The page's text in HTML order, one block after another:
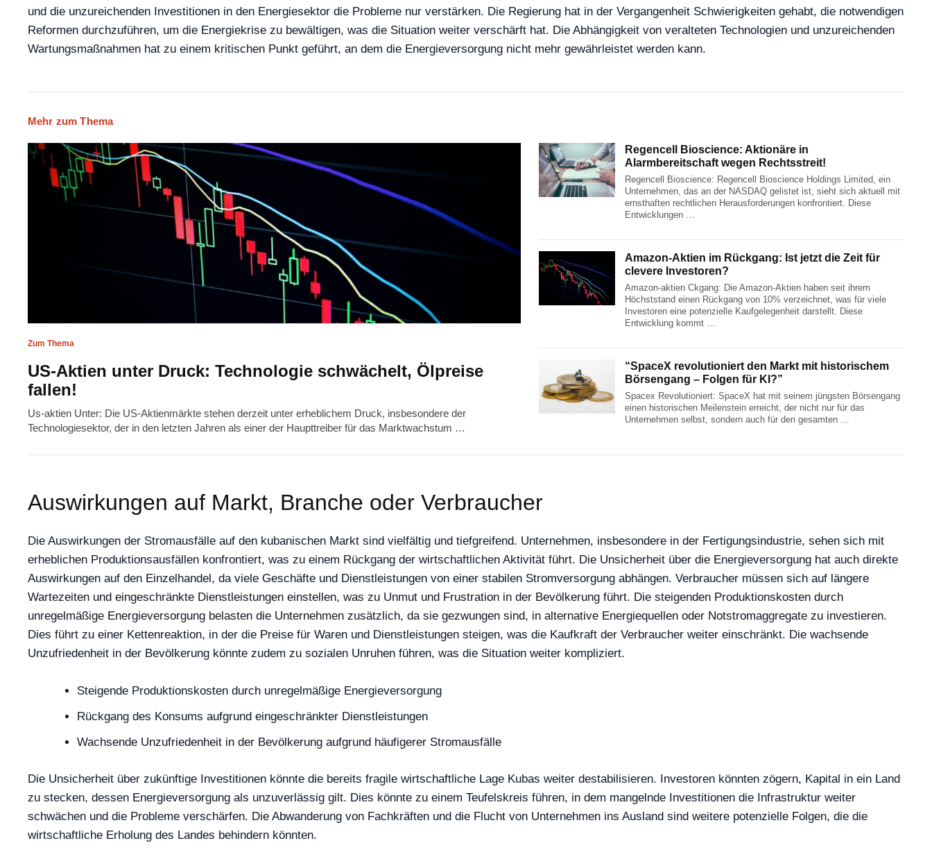
und die unzureichenden Investitionen in den Energiesektor die Probleme nur verstärken. Die Regierung hat in der Vergangenheit Schwierigkeiten gehabt, die notwendigen
Reformen durchzuführen, um die Energiekrise zu bewältigen, was die Situation weiter verschärft hat. Die Abhängigkeit von veralteten Technologien und unzureichenden
Wartungsmaßnahmen hat zu einem kritischen Punkt geführt, an dem die Energieversorgung nicht mehr gewährleistet werden kann.
Mehr zum Thema
Zum Thema
US-Aktien unter Druck: Technologie schwächelt, Ölpreise
fallen!
Us-aktien Unter: Die US-Aktienmärkte stehen derzeit unter erheblichem Druck, insbesondere der
Technologiesektor, der in den letzten Jahren als einer der Haupttreiber für das Marktwachstum …
Regencell Bioscience: Aktionäre in
Alarmbereitschaft wegen Rechtsstreit!
Regencell Bioscience: Regencell Bioscience Holdings Limited, ein
Unternehmen, das an der NASDAQ gelistet ist, sieht sich aktuell mit
ernsthaften rechtlichen Herausforderungen konfrontiert. Diese
Entwicklungen …
Amazon-Aktien im Rückgang: Ist jetzt die Zeit für
clevere Investoren?
Amazon-aktien Ckgang: Die Amazon-Aktien haben seit ihrem
Höchststand einen Rückgang von 10% verzeichnet, was für viele
Investoren eine potenzielle Kaufgelegenheit darstellt. Diese
Entwicklung kommt …
“SpaceX revolutioniert den Markt mit historischem
Börsengang – Folgen für KI?”
Spacex Revolutioniert: SpaceX hat mit seinem jüngsten Börsengang
einen historischen Meilenstein erreicht, der nicht nur für das
Unternehmen selbst, sondern auch für den gesamten …
Auswirkungen auf Markt, Branche oder Verbraucher
Die Auswirkungen der Stromausfälle auf den kubanischen Markt sind vielfältig und tiefgreifend. Unternehmen, insbesondere in der Fertigungsindustrie, sehen sich mit
erheblichen Produktionsausfällen konfrontiert, was zu einem Rückgang der wirtschaftlichen Aktivität führt. Die Unsicherheit über die Energieversorgung hat auch direkte
Auswirkungen auf den Einzelhandel, da viele Geschäfte und Dienstleistungen von einer stabilen Stromversorgung abhängen. Verbraucher müssen sich auf längere
Wartezeiten und eingeschränkte Dienstleistungen einstellen, was zu Unmut und Frustration in der Bevölkerung führt. Die steigenden Produktionskosten durch
unregelmäßige Energieversorgung belasten die Unternehmen zusätzlich, da sie gezwungen sind, in alternative Energiequellen oder Notstromaggregate zu investieren.
Dies führt zu einer Kettenreaktion, in der die Preise für Waren und Dienstleistungen steigen, was die Kaufkraft der Verbraucher weiter einschränkt. Die wachsende
Unzufriedenheit in der Bevölkerung könnte zudem zu sozialen Unruhen führen, was die Situation weiter kompliziert.
Steigende Produktionskosten durch unregelmäßige Energieversorgung
Rückgang des Konsums aufgrund eingeschränkter Dienstleistungen
Wachsende Unzufriedenheit in der Bevölkerung aufgrund häufigerer Stromausfälle
Die Unsicherheit über zukünftige Investitionen könnte die bereits fragile wirtschaftliche Lage Kubas weiter destabilisieren. Investoren könnten zögern, Kapital in ein Land
zu stecken, dessen Energieversorgung als unzuverlässig gilt. Dies könnte zu einem Teufelskreis führen, in dem mangelnde Investitionen die Infrastruktur weiter
schwächen und die Probleme verschärfen. Die Abwanderung von Fachkräften und die Flucht von Unternehmen ins Ausland sind weitere potenzielle Folgen, die die
wirtschaftliche Erholung des Landes behindern könnten.